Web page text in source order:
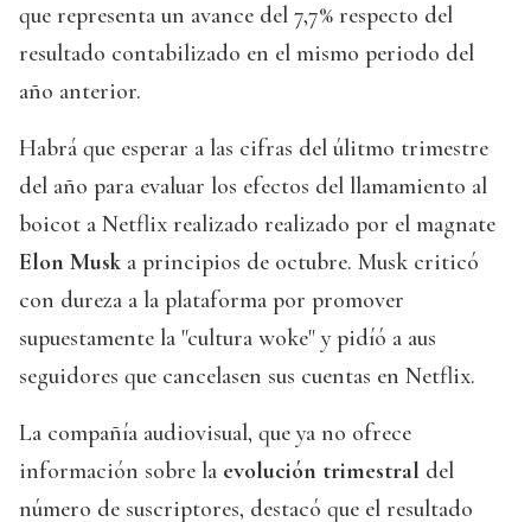
que representa un avance del 7,7% respecto del
resultado contabilizado en el mismo periodo del
año anterior.
Habrá que esperar a las cifras del úlitmo trimestre
del año para evaluar los efectos del llamamiento al
boicot a Netflix realizado realizado por el magnate
Elon Musk a principios de octubre. Musk criticó
con dureza a la plataforma por promover
supuestamente la "cultura woke" y pidíó a aus
seguidores que cancelasen sus cuentas en Netflix.
La compañía audiovisual, que ya no ofrece
información sobre la evolución trimestral del
número de suscriptores, destacó que el resultado